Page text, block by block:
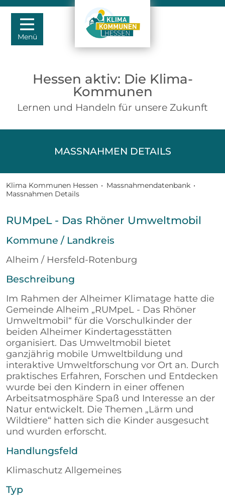
Menü
Hessen aktiv: Die Klima-
Kommunen
Lernen und Handeln für unsere Zukunft
MASSNAHMEN DETAILS
Klima Kommunen Hessen • Massnahmendatenbank •
Massnahmen Details
RUMpeL - Das Rhöner Umweltmobil
Kommune / Landkreis
Alheim / Hersfeld-Rotenburg
Beschreibung
Im Rahmen der Alheimer Klimatage hatte die
Gemeinde Alheim „RUMpeL - Das Rhöner
Umweltmobil“ für die Vorschulkinder der
beiden Alheimer Kindertagesstätten
organisiert. Das Umweltmobil bietet
ganzjährig mobile Umweltbildung und
interaktive Umweltforschung vor Ort an. Durch
praktisches Erfahren, Forschen und Entdecken
wurde bei den Kindern in einer offenen
Arbeitsatmosphäre Spaß und Interesse an der
Natur entwickelt. Die Themen „Lärm und
Wildtiere“ hatten sich die Kinder ausgesucht
und wurden erforscht.
Handlungsfeld
Klimaschutz Allgemeines
Typ